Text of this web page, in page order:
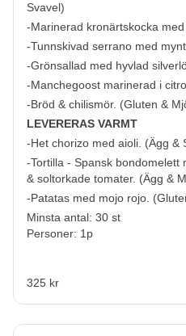
Svavel)
-Marinerad kronärtskocka med
-Tunnskivad serrano med
-Grönsallad med hyvlad
-Manchegoost marinerad i
-Bröd & chilismör. (Gluten &
LEVERERAS VARMT
-Het chorizo med aioli. (Ägg &
-Tortilla - Spansk bondomelett
& soltorkade tomater. (Ägg &
-Patatas med mojo rojo. (
Minsta antal: 30 st
Personer: 1p
325 kr